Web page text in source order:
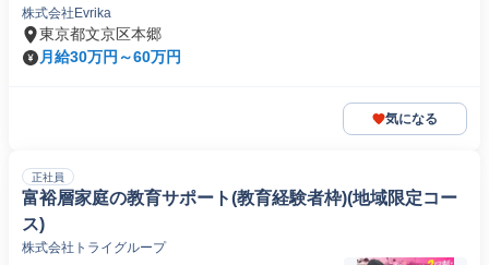
株式会社Evrika
東京都文京区本郷
月給30万円～60万円
気になる
正社員
富裕層家庭の教育サポート(教育経験者枠)(地域限定コー
ス)
株式会社トライグループ